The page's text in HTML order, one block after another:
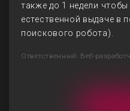
также до 1 недели
естественной выдаче в
поискового робота).
Ответственный: Веб-